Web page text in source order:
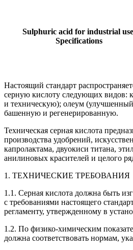
Sulphuric acid for industrial
Specifications
Настоящий стандарт
серную кислоту следующих видов:
и техническую); олеум
башенную и регенерированную.
Техническая серная кислота
производства удобрений,
капролактама, двуокиси титана,
анилиновых красителей и целого
1. ТЕХНИЧЕСКИЕ ТРЕБОВАНИЯ
1.1. Серная кислота должна быть
с требованиями настоящего
регламенту, утвержденному в
1.2. По физико-химическим
должна соответствовать нормам,